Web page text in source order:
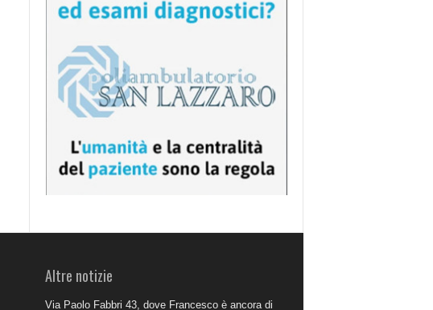
Altre notizie
Via Paolo Fabbri 43, dove Francesco è ancora di